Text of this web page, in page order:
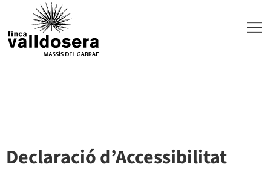
Declaració d’Accessibilitat